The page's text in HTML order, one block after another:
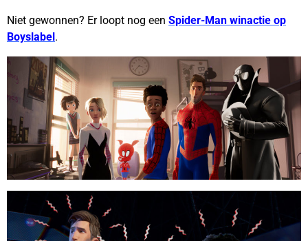
Niet gewonnen? Er loopt nog een Spider-Man winactie op
Boyslabel.